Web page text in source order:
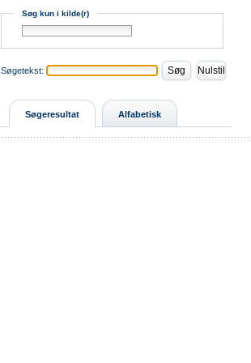
Søg kun i kilde(r)
Søgetekst:
Søgeresultat Alfabetisk